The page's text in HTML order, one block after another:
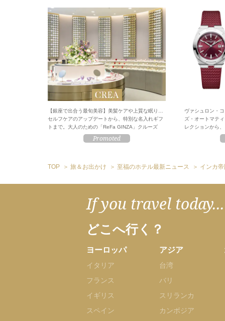
【銀座で出合う最旬美容】美髪ケアや上質な眠り…
セルフケアのアップデートから、特別な名入れギフ
トまで。大人のための「ReFa GINZA」クルーズ
ヴァシュロン・
ズ・オートマテ
レクションから
TOP 旅＆お出かけ 至福のホテル最新ニュース インカ
If you travel today...
どこへ行く？
ヨーロッパ
イタリア
フランス
イギリス
スペイン
アジア
台湾
バリ
スリランカ
カンボジア